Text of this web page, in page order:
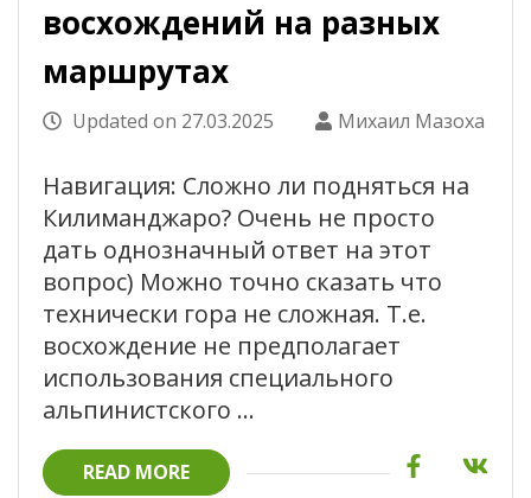
восхождений на разных
маршрутах
Updated on 27.03.2025 Михаил Мазоха
Навигация: Сложно ли подняться на
Килиманджаро? Очень не просто
дать однозначный ответ на этот
вопрос) Можно точно сказать что
технически гора не сложная. Т.е.
восхождение не предполагает
использования специального
альпинистского …
READ MORE